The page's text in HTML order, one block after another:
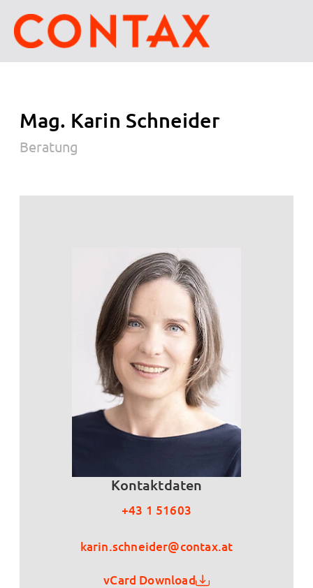
Mag. Karin Schneider
Beratung
Kontaktdaten
+43 1 51603
karin.schneider@contax.at
vCard Download